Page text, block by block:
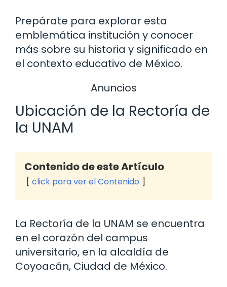
Prepárate para explorar esta
emblemática institución y conocer
más sobre su historia y significado en
el contexto educativo de México.
Anuncios
Ubicación de la Rectoría de
la UNAM
Contenido de este Artículo
click para ver el Contenido
La Rectoría de la UNAM se encuentra
en el corazón del campus
universitario, en la alcaldía de
Coyoacán, Ciudad de México.